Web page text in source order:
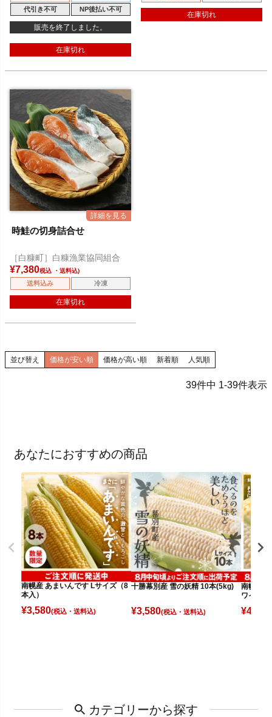
代引き不可
NP後払い不可
販売を終了しました。
在庫切れ
在庫切れ
時鮭の切身詰合せ
［白糠町］白糠漁業協同組合
¥7,380税込
送料込み 冷凍
在庫切れ
並び替え 価格が安い順 価格が高い順 新着順 人気順
39件中 1-39件表示
あなたにおすすめの商品
南幌産 あまいんです Lサイズ（8
本入）
¥3,580(税込)
十勝幕別産 雪の妖精 10本(5kg)
¥3,580(税込)
南幌産
ワイト
¥4,080
カテゴリーから探す